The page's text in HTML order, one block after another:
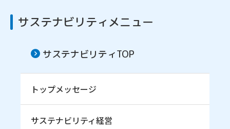
サステナビリティメニュー
サステナビリティTOP
トップメッセージ
サステナビリティ経営